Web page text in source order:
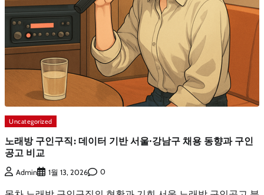
Uncategorized
노래방 구인구직: 데이터 기반 서울·강남구 채용 동향과 구인
공고 비교
Admin 1월 13, 2026 0